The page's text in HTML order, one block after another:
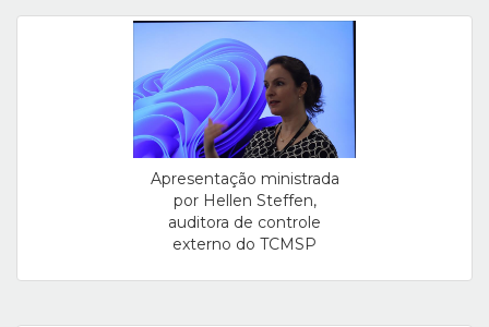
Apresentação ministrada
por Hellen Steffen,
auditora de controle
externo do TCMSP